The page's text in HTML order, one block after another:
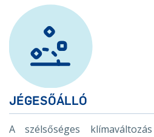
JÉGESŐÁLLÓ
A szélsőséges